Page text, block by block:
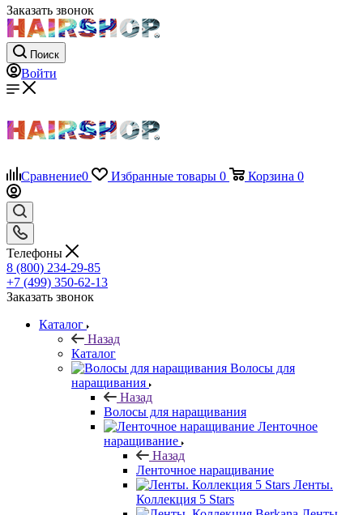
Заказать звонок
Поиск
Войти
Сравнение0 Избранные товары 0 Корзина 0
Телефоны
8 (800) 234-29-85
+7 (499) 350-62-13
Заказать звонок
Каталог
Назад
Каталог
Волосы для
наращивания
Назад
Волосы для наращивания
Ленточное
наращивание
Назад
Ленточное наращивание
Ленты.
Коллекция 5 Stars